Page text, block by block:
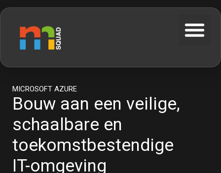
MICROSOFT AZURE
Bouw aan een veilige,
schaalbare en
toekomstbestendige
IT-omgeving